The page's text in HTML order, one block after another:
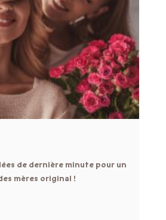
de dernière minute pour un
mères original !